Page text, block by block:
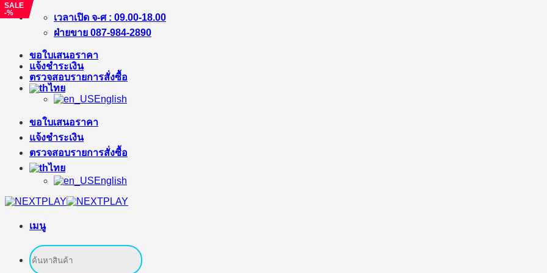
ข้าม
เนื้อหา
เวลาเปิด จ-ศ : 09.00-18.00
ฝ่ายขาย 087-984-2890
ขอใบเสนอราคา
แจ้งชำระเงิน
ตรวจสอบรายการสั่งซื้อ
ไทย
English
ขอใบเสนอราคา
แจ้งชำระเงิน
ตรวจสอบรายการสั่งซื้อ
ไทย
English
เมนู
ค้นหา:
SALE
-%
SALE
-11%
SALE
-%